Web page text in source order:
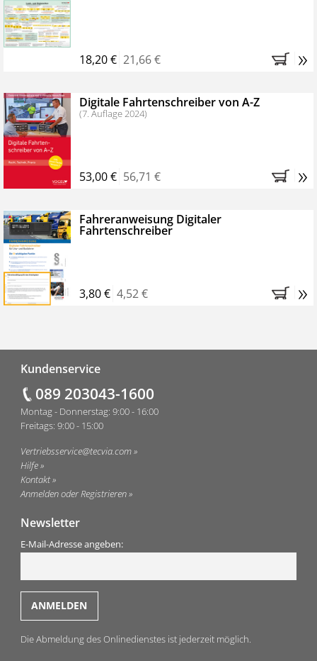
Bestellen Sie jetzt das VerkehrsRundschau Profipaket im
Kennenlern-Abo für zwei Monate (inkl. der derzeitig
Monaten brauchen Sie nichts weiter tun, das
Abonnement endet automatisch, es entstehen keine
weiteren Verpflichtungen.
18,20 € 21,66 € »
Digitale Fahrtenschreiber von A-Z
(7. Auflage 2024)
53,00 € 56,71 € »
Fahreranweisung Digitaler
Fahrtenschreiber
3,80 € 4,52 € »
Kundenservice
089 203043-1600
Montag - Donnerstag: 9:00 - 16:00
Freitags: 9:00 - 15:00
Vertriebsservice@tecvia.com
Hilfe
Kontakt
Anmelden oder Registrieren
Newsletter
E-Mail-Adresse angeben:
Die Abmeldung des Onlinedienstes ist jederzeit möglich.